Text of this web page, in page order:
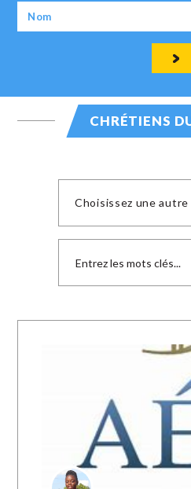
CHRÉTIENS
Choisissez une